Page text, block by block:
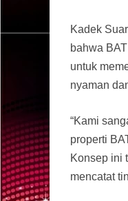
Kadek
bahwa
untuk
nyaman
“Kami
properti
Konsep ini
mencatat